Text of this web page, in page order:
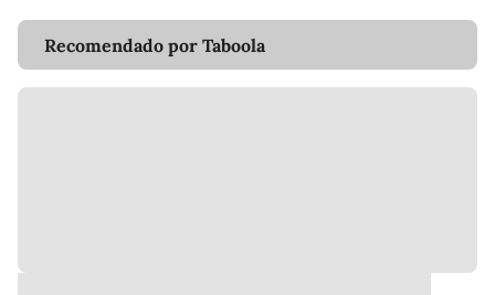
Recomendado por Taboola